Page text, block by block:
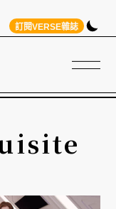
訂閱VERSE雜誌